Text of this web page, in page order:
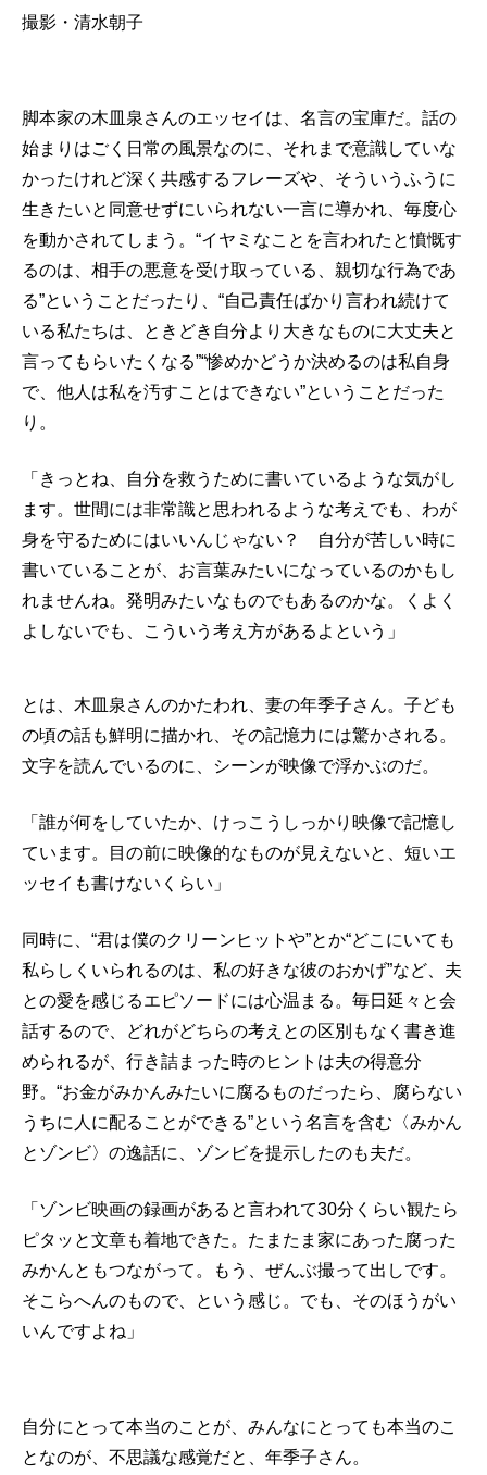
撮影・清水朝子
脚本家の木皿泉さんのエッセイは、名言の宝庫だ。話の
始まりはごく日常の風景なのに、それまで意識していな
かったけれど深く共感するフレーズや、そういうふうに
生きたいと同意せずにいられない一言に導かれ、毎度心
を動かされてしまう。“イヤミなことを言われたと憤慨す
るのは、相手の悪意を受け取っている、親切な行為であ
る”ということだったり、“自己責任ばかり言われ続けて
いる私たちは、ときどき自分より大きなものに大丈夫と
言ってもらいたくなる”“惨めかどうか決めるのは私自身
で、他人は私を汚すことはできない”ということだった
り。
「きっとね、自分を救うために書いているような気がし
ます。世間には非常識と思われるような考えでも、わが
身を守るためにはいいんじゃない？ 自分が苦しい時に
書いていることが、お言葉みたいになっているのかもし
れませんね。発明みたいなものでもあるのかな。くよく
よしないでも、こういう考え方があるよという」
とは、木皿泉さんのかたわれ、妻の年季子さん。子ども
の頃の話も鮮明に描かれ、その記憶力には驚かされる。
文字を読んでいるのに、シーンが映像で浮かぶのだ。
「誰が何をしていたか、けっこうしっかり映像で記憶し
ています。目の前に映像的なものが見えないと、短いエ
ッセイも書けないくらい」
同時に、“君は僕のクリーンヒットや”とか“どこにいても
私らしくいられるのは、私の好きな彼のおかげ”など、夫
との愛を感じるエピソードには心温まる。毎日延々と会
話するので、どれがどちらの考えとの区別もなく書き進
められるが、行き詰まった時のヒントは夫の得意分
野。“お金がみかんみたいに腐るものだったら、腐らない
うちに人に配ることができる”という名言を含む〈みかん
とゾンビ〉の逸話に、ゾンビを提示したのも夫だ。
「ゾンビ映画の録画があると言われて30分くらい観たら
ピタッと文章も着地できた。たまたま家にあった腐った
みかんともつながって。もう、ぜんぶ撮って出しです。
そこらへんのもので、という感じ。でも、そのほうがい
いんですよね」
自分にとって本当のことが、みんなにとっても本当のこ
となのが、不思議な感覚だと、年季子さん。